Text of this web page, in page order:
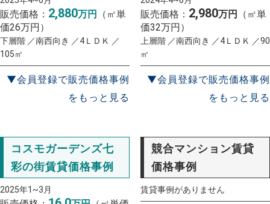
販売価格： 2,880万円
（㎡単
価26万円）
下層階 ／南西向き ／4ＬＤＫ ／
105㎡
▼会員登録で販売価格事例
をもっと見る
販売価格： 2,980万円
（㎡単
価32万円）
上層階 ／南西向き ／4ＬＤＫ ／90
㎡
▼会員登録で販売価格事例
をもっと見る
コスモガーデンズ七
彩の街賃貸価格事例
2025年1~3月
競合マンション賃貸
価格事例
賃貸事例がありません